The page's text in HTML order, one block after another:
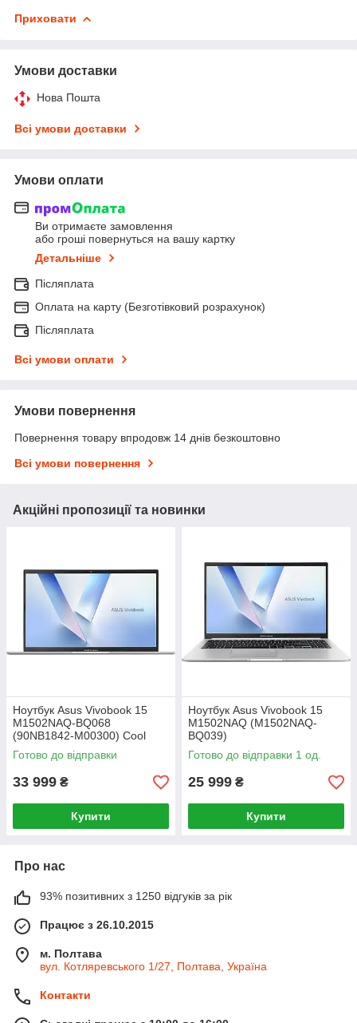
Приховати
Умови доставки
Нова Пошта
Всі умови доставки
Умови оплати
Ви отримаєте замовлення
або гроші повернуться на вашу картку
Детальніше
Післяплата
Оплата на карту (Безготівковий розрахунок)
Післяплата
Всі умови оплати
Умови повернення
Повернення товару впродовж 14 днів безкоштовно
Всі умови повернення
Акційні пропозиції та новинки
Ноутбук Asus Vivobook 15
M1502NAQ-BQ068
(90NB1842-M00300) Cool
Silver
Готово до відправки
33 999 ₴
Купити
Ноутбук Asus Vivobook 15
M1502NAQ (M1502NAQ-
BQ039)
Готово до відправки 1 од.
25 999 ₴
Купити
Про нас
93% позитивних з 1250 відгуків за рік
Працює з 26.10.2015
м. Полтава
вул. Котляревського 1/27, Полтава, Україна
Контакти